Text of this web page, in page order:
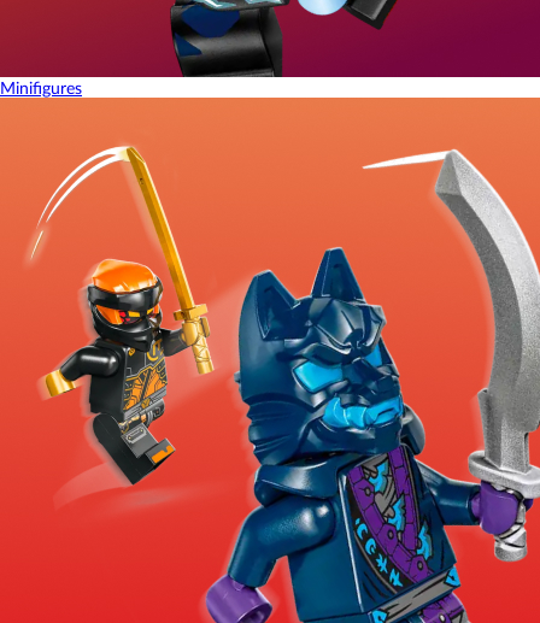
Minifigures